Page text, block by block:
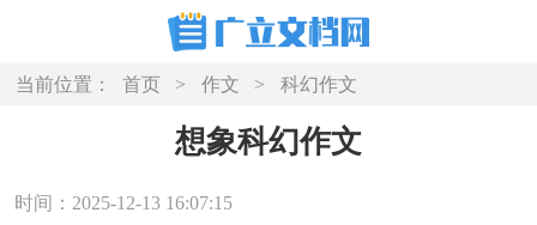
当前位置： 首页 > 作文 > 科幻作文
想象科幻作文
时间：2025-12-13 16:07:15